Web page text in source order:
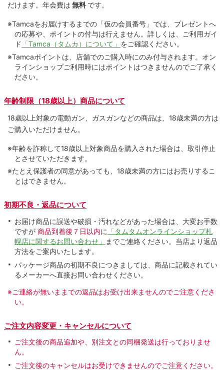
だけます。 年会費は 無料 です。
※Tamcaをお届けするまでの「仮の会員番号」では、プレゼントへ
の応募や、ポイントの付与は⾏えません。詳しくは、ご利⽤ガイ
ド 「Tamca（タムカ）について」 をご確認ください。
※Tamcaポイントは、店舗でのご購⼊時にのみ付与されます。オン
ラインショップご利用時にはポイントはつきませんのでご了承く
ださい。
年齢制限（18歳以上）商品について
18歳以上対象の電動ガン、ガスガンなどの商品は、18歳未満の方は
ご購入いただけません。
※年齢を詐称して18歳以上対象商品を購入された場合は、取引停止
とさせていただきます。
※たとえ保護者の同意があっても、18歳未満の方にはお売りするこ
とはできません。
初期不良・返品について
お届け商品に誤送や破損・汚れなどがあった場合は、大変お手数
ですが 商品到着後７日以内に 「タムタムオンラインショップ札
幌店に関するお問い合わせ」
までご連絡ください。当店より返品
方法をご案内いたします。
パッケージ商品の初期不良につきましては、商品に記載されてい
るメーカーへ直接お問い合わせください。
※ご連絡が無いままでの返品はお受け出来ませんのでご注意くださ
い。
ご注文内容変更・キャンセルについて
ご注文後の商品追加や、別注文との同梱発送は行っておりませ
ん。
ご注文後のキャンセルはお受けできませんのでご注意ください。